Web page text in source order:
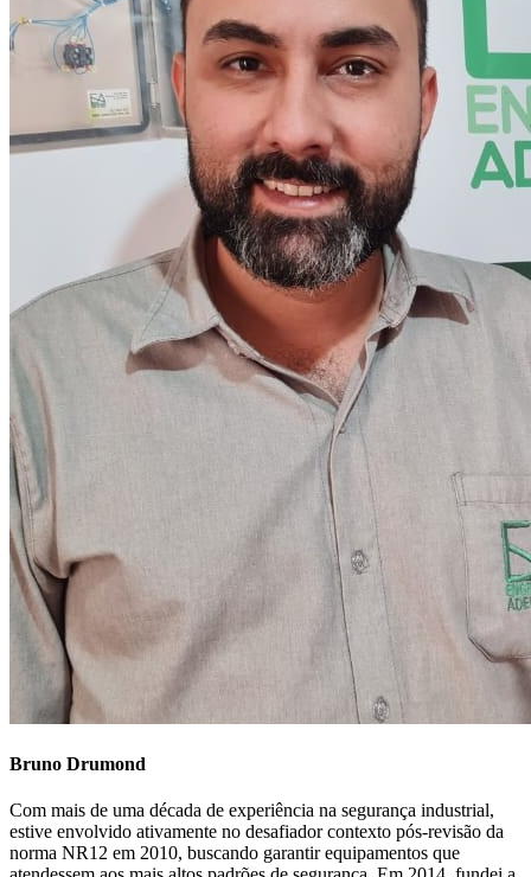
Bruno Drumond
Com mais de uma década de experiência na segurança industrial,
estive envolvido ativamente no desafiador contexto pós-revisão da
norma NR12 em 2010, buscando garantir equipamentos que